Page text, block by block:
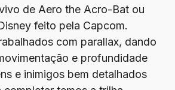
de Aero the Acro-Bat ou
feito pela Capcom.
com parallax, dando
e profundidade
e inimigos bem detalhados